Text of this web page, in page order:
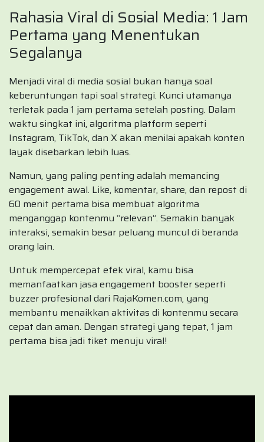
Rahasia Viral di Sosial Media: 1 Jam
Pertama yang Menentukan
Segalanya
Menjadi viral di media sosial bukan hanya soal
keberuntungan tapi soal strategi. Kunci utamanya
terletak pada 1 jam pertama setelah posting. Dalam
waktu singkat ini, algoritma platform seperti
Instagram, TikTok, dan X akan menilai apakah konten
layak disebarkan lebih luas.
Namun, yang paling penting adalah memancing
engagement awal. Like, komentar, share, dan repost di
60 menit pertama bisa membuat algoritma
menganggap kontenmu “relevan”. Semakin banyak
interaksi, semakin besar peluang muncul di beranda
orang lain.
Untuk mempercepat efek viral, kamu bisa
memanfaatkan jasa engagement booster seperti
buzzer profesional dari RajaKomen.com, yang
membantu menaikkan aktivitas di kontenmu secara
cepat dan aman. Dengan strategi yang tepat, 1 jam
pertama bisa jadi tiket menuju viral!